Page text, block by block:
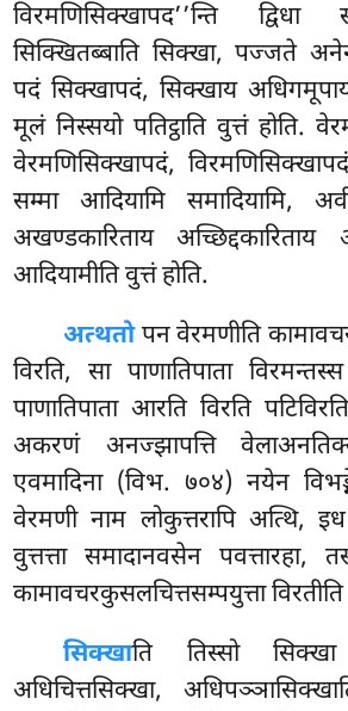
विरमणिसिक्खापद’’न्ति
सिक्खितब्बाति सिक्खा, पज्जते
पदं सिक्खापदं, सिक्खाय
मूलं निस्सयो पतिट्ठाति वुत्तं होति.
वेरमणिसिक्खापदं,
सम्मा आदियामि समादियामि,
अखण्डकारिताय
आदियामीति वुत्तं होति.
अत्थतोपन वेरमणीति
विरति, सा पाणातिपाता
पाणातिपाता आरति विरति
अकरणं अनज्झापत्ति
एवमादिना (विभ. ७०४) नयेन
वेरमणी नाम लोकुत्तरापि अत्थि,
वुत्तत्ता समादानवसेन पवत्तारहा,
कामावचरकुसलचित्तसम्पयुत्ता विरतीति
सिक्खाति तिस्सो सिक्खा
अधिचित्तसिक्खा,